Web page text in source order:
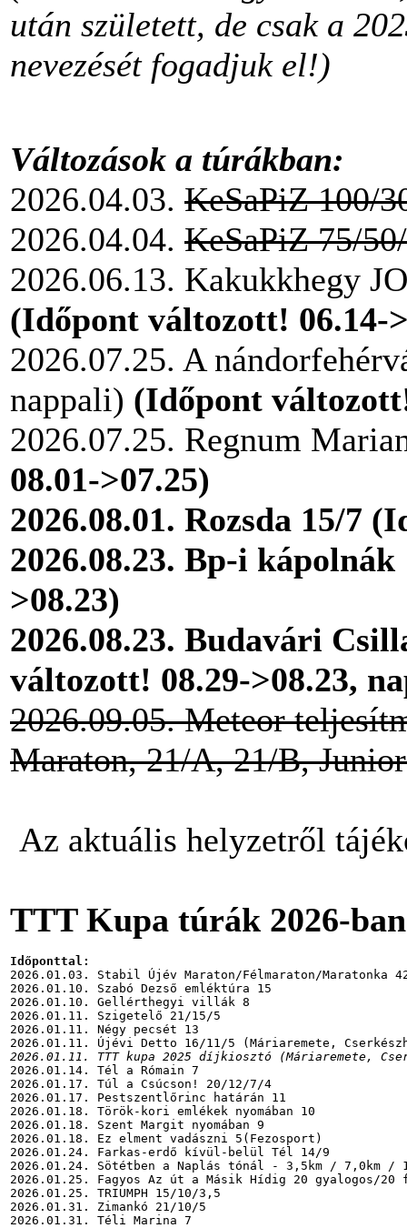
után született, de csak a
nevezését fogadjuk el!)
Változások a túrákban:
2026.04.03. KeSaPiZ 100/
2026.04.04. KeSaPiZ 75/
2026.06.13. Kakukkhegy
(Időpont változott! 06.14-
2026.07.25. A
nappali) (Időpont
2026.07.25. Regnum
08.01->07.25)
2026.08.01. Rozsda 15/7
2026.08.23. Bp-i
>08.23)
2026.08.23. Budavári
változott! 08.29->08.23,
2026.09.05. Meteor
Maraton, 21/A, 21/B,
Az aktuális helyzetről
TTT Kupa túrák 2026-ban
Időponttal:
2026.01.03. Stabil Újév Maraton/Félmaraton/Maratonka
2026.01.10. Szabó Dezső emléktúra 15
2026.01.10. Gellérthegyi villák 8
2026.01.11. Szigetelő 21/15/5
2026.01.11. Négy pecsét 13
2026.01.11. TTT kupa 2025 díjkiosztó (Máriaremete,
2026.01.14. Tél a Rómain 7
2026.01.17. Túl a Csúcson! 20/12/7/4
2026.01.17. Pestszentlőrinc határán 11
2026.01.18. Török-kori emlékek nyomában 10
2026.01.18. Szent Margit nyomában 9
2026.01.18. Ez elment vadászni 5(Fezosport)
2026.01.24. Farkas-erdő kívül-belül Tél 14/9
2026.01.24. Sötétben a Naplás tónál - 3,5km / 7,0km
2026.01.25. Fagyos Az út a Másik Hídig 20 gyalogos/
2026.01.25. TRIUMPH 15/10/3,5
2026.01.31. Zimankó 21/10/5
2026.01.31. Téli Marina 7